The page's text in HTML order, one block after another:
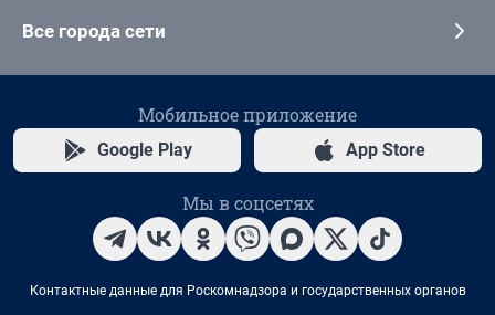
Все города сети
Мобильное приложение
Google Play App Store
Мы в соцсетях
Контактные данные для Роскомнадзора и государственных органов